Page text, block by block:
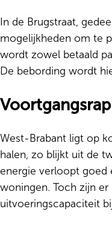
In de Brugstraat,
mogelijkheden om te
wordt zowel betaald
De bebording wordt
West-Brabant ligt op
halen, zo blijkt uit de
energie verloopt goed
woningen. Toch zijn
uitvoeringscapaciteit